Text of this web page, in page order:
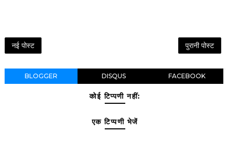
नई पोस्ट पुरानी पोस्ट
BLOGGER DISQUS FACEBOOK
कोई टिप्पणी नहीं:
एक टिप्पणी भेजें